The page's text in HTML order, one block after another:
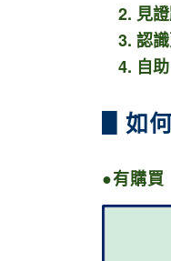
2. 見證
3. 認
4. 自助
▋如
●有購買